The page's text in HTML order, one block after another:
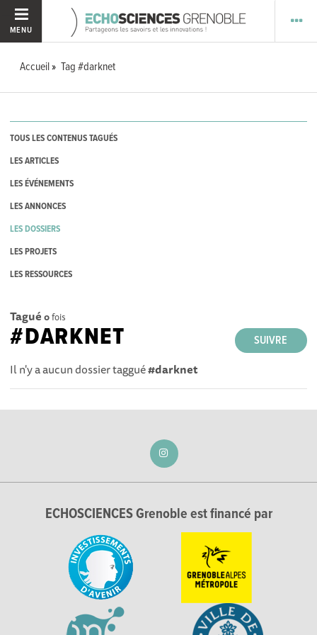
MENU
Accueil Tag #darknet
TOUS LES CONTENUS TAGUÉS
LES ARTICLES
LES ÉVÉNEMENTS
LES ANNONCES
LES DOSSIERS
LES PROJETS
LES RESSOURCES
Tagué 0fois
SUIVRE
#DARKNET
Il n'y a aucun dossier taggué#darknet
ECHOSCIENCES Grenoble est financé par